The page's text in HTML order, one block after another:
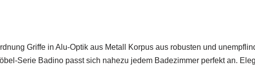
Griffe in Alu-Optik aus Metall Korpus aus robusten und
Serie Badino passt sich nahezu jedem Badezimmer perfekt an.